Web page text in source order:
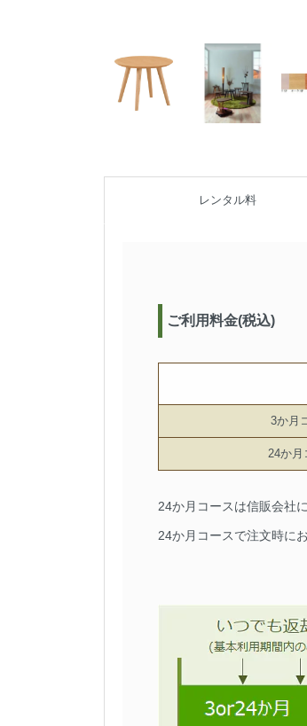
レンタル料
ご利用料金(税込)
3か月
24か月
24か月コースは信販会社
24か月コースで注文時に